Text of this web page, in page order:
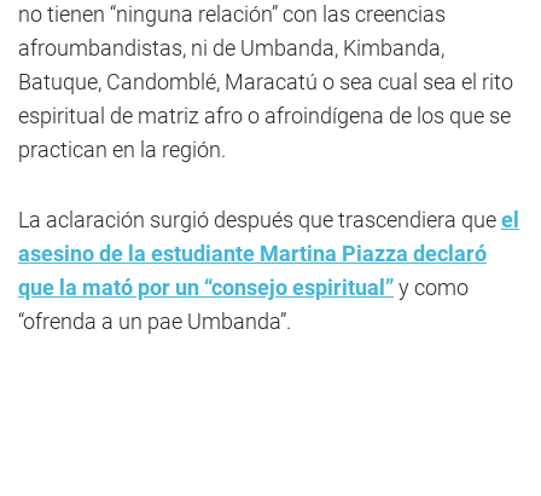
no tienen “ninguna relación” con las creencias
afroumbandistas, ni de Umbanda, Kimbanda,
Batuque, Candomblé, Maracatú o sea cual sea el rito
espiritual de matriz afro o afroindígena de los que se
practican en la región.
La aclaración surgió después que trascendiera queel
asesino de la estudiante Martina Piazza declaró
que la mató por un “consejo espiritual”y como
“ofrenda a un pae Umbanda”.